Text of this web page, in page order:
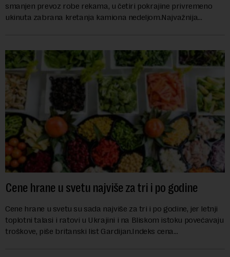
smanjen prevoz robe rekama, u četiri pokrajine privremeno
ukinuta zabrana kretanja kamiona nedeljom.Najvažnija
Cene hrane u svetu najviše za tri i po godine
Cene hrane u svetu su sada najviše za tri i po godine, jer letnji
toplotni talasi i ratovi u Ukrajini i na Bliskom istoku povećavaju
troškove, piše britanski list Gardijan.Indeks cena